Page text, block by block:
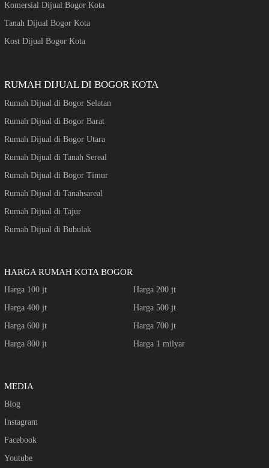
Komersial Dijual Bogor Kota
Tanah Dijual Bogor Kota
Kost Dijual Bogor Kota
RUMAH DIJUAL DI BOGOR KOTA
Rumah Dijual di Bogor Selatan
Rumah Dijual di Bogor Barat
Rumah Dijual di Bogor Utara
Rumah Dijual di Tanah Sereal
Rumah Dijual di Bogor Timur
Rumah Dijual di Tanahsareal
Rumah Dijual di Tajur
Rumah Dijual di Bubulak
HARGA RUMAH KOTA BOGOR
Harga 100 jt
Harga 200 jt
Harga 400 jt
Harga 500 jt
Harga 600 jt
Harga 700 jt
Harga 800 jt
Harga 1 milyar
MEDIA
Blog
Instagram
Facebook
Youtube